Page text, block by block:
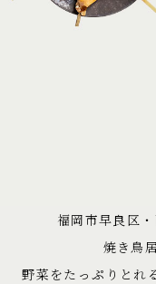
福岡市早良区
焼き鳥
野菜をたっぷりとれ